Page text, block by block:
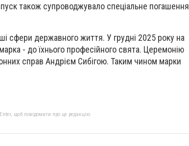
також супроводжувало спеціальне погашення
сфери державного життя. У грудні 2025 року на
- до їхнього професійного свята. Церемонію
справ Андрієм Сибігою. Таким чином марки
щоб повідомити про це редакцію